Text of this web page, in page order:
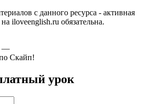
с данного ресурса - активная
iloveenglish.ru обязательна.
—
Скайп!
урок